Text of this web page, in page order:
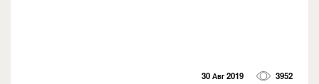
30 Авг 2019 3952